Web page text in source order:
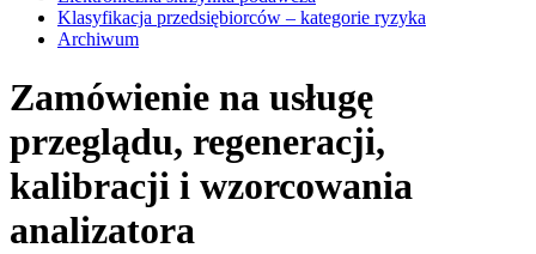
Klasyfikacja przedsiębiorców – kategorie ryzyka
Archiwum
Zamówienie na usługę
przeglądu, regeneracji,
kalibracji i wzorcowania
analizatora